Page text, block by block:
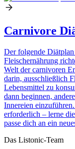
Carnivore
Der folgende
Fleischernährung
Welt der carnivoren
darin, ausschließlich
Lebensmittel zu
dann beginnen,
Innereien
erforderlich – lerne
passe dich an ein
Das Listonic-Team